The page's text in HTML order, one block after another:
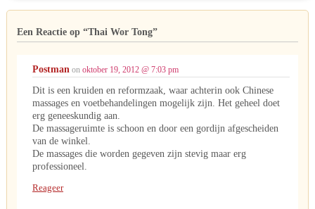
Een Reactie op “Thai Wor Tong”
Postman on oktober 19, 2012 @ 7:03 pm
Dit is een kruiden en reformzaak, waar achterin ook Chinese
massages en voetbehandelingen mogelijk zijn. Het geheel doet
erg geneeskundig aan.
De massageruimte is schoon en door een gordijn afgescheiden
van de winkel.
De massages die worden gegeven zijn stevig maar erg
professioneel.
Reageer